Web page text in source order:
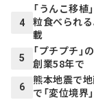
4
「うんこ移
粒食べられ
載
5
「プチプチ」
創業58年で
6
熊本地震で
で「変位境